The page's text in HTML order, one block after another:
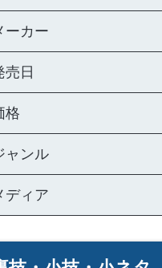
ーカー
売日
格
ャンル
ディア